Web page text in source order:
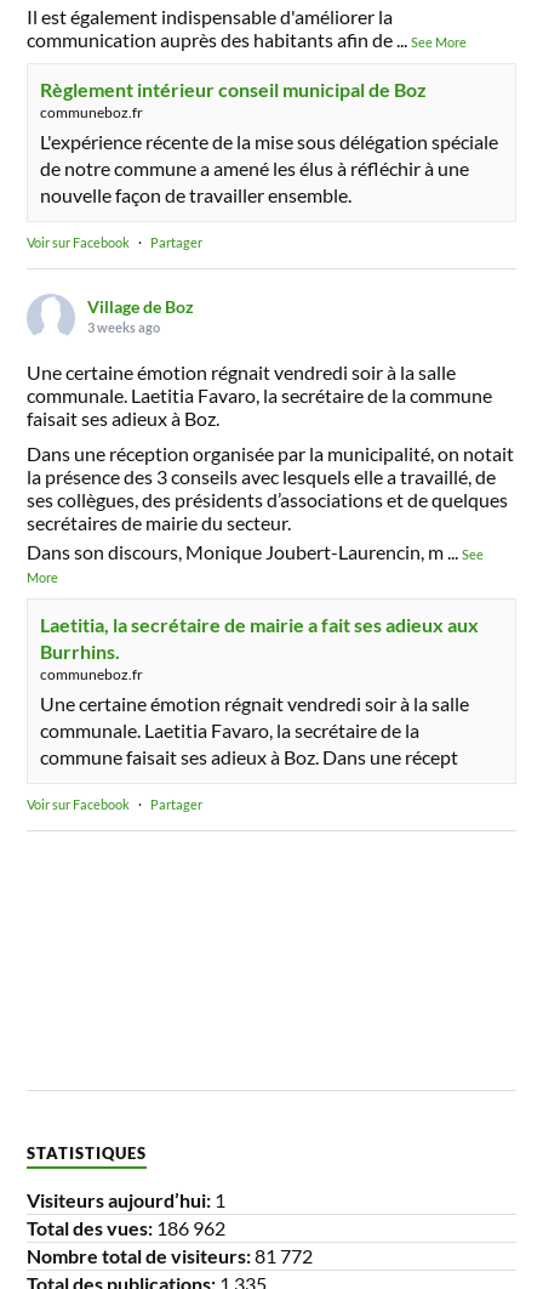
Il est également indispensable d'améliorer la
communication auprès des habitants afin de...See More
Règlement intérieur conseil municipal de Boz
communeboz.fr
L'expérience récente de la mise sous délégation spéciale
de notre commune a amené les élus à réfléchir à une
nouvelle façon de travailler ensemble.
Voir sur Facebook · Partager
Village de Boz
3 weeks ago
Une certaine émotion régnait vendredi soir à la salle
communale. Laetitia Favaro, la secrétaire de la commune
faisait ses adieux à Boz.
Dans une réception organisée par la municipalité, on notait
la présence des 3 conseils avec lesquels elle a travaillé, de
ses collègues, des présidents d’associations et de quelques
secrétaires de mairie du secteur.
Dans son discours, Monique Joubert-Laurencin, m...See
More
Laetitia, la secrétaire de mairie a fait ses adieux aux
Burrhins.
communeboz.fr
Une certaine émotion régnait vendredi soir à la salle
communale. Laetitia Favaro, la secrétaire de la
commune faisait ses adieux à Boz. Dans une récept
Voir sur Facebook · Partager
STATISTIQUES
Visiteurs aujourd’hui: 1
Total des vues: 186 962
Nombre total de visiteurs:81 772
Total des publications: 1 335